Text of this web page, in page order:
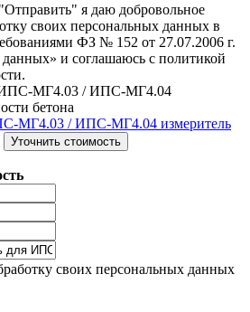
я даю добровольное
своих персональных данных в
ФЗ № 152 от 27.07.2006 г.
и соглашаюсь с политикой
МГ4.03 / ИПС-МГ4.04 измеритель
Уточнить стоимость
своих персональных данных